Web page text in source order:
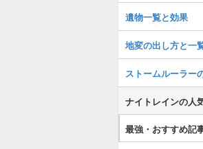
遺物一覧と効果
地変の出し方と一
ストームルーラー
ナイトレインの人
最強・おすすめ記